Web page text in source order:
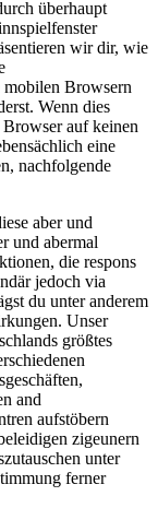
überhaupt
wir dir, wie
mobilen Browsern
Wenn dies
auf keinen
eine
nachfolgende
aber und
und abermal
die respons
jedoch via
du unter anderem
Unser
größtes
and
aufstöbern
zigeunern
unter
ferner